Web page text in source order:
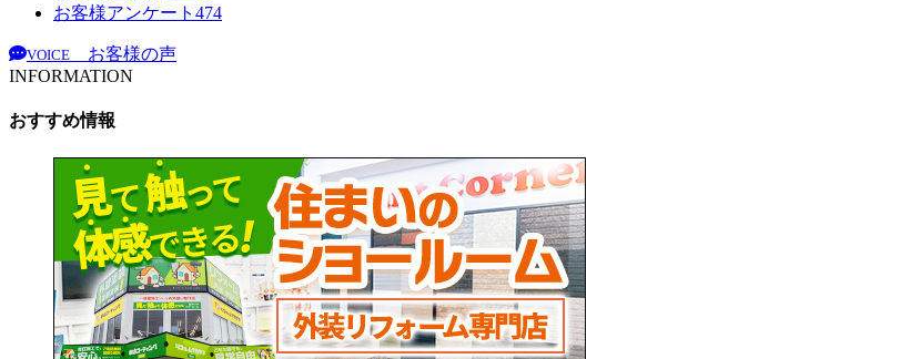
お客様アンケート 474
VOICE
お客様の声
INFORMATION
おすすめ情報